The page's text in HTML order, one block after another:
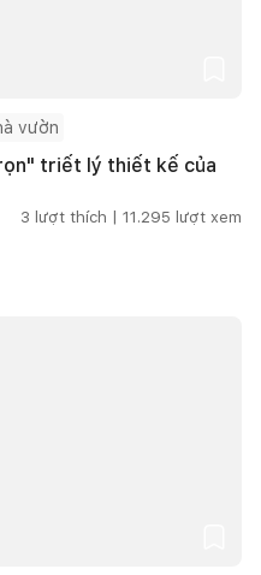
vườn
triết lý thiết kế của
3 lượt thích | 11.295 lượt xem